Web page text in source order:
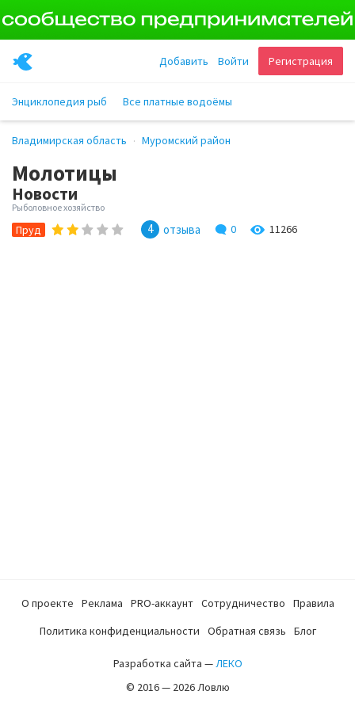
Регистрация
Войти
Добавить
Энциклопедия рыб Все платные водоёмы
Владимирская область Муромский район
Молотицы
Новости
Рыболовное хозяйство
Пруд 4 отзыва 0 11266
О проекте Реклама PRO-аккаунт Сотрудничество
Правила
Политика конфиденциальности
Обратная связь Блог
Разработка сайта —ЛЕКО
© 2016 — 2026 Ловлю